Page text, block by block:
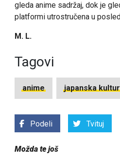
gleda anime sadržaj, dok je
platformi utrostručena u
M. L.
Tagovi
anime japanska
Podeli Tvituj
Možda te još